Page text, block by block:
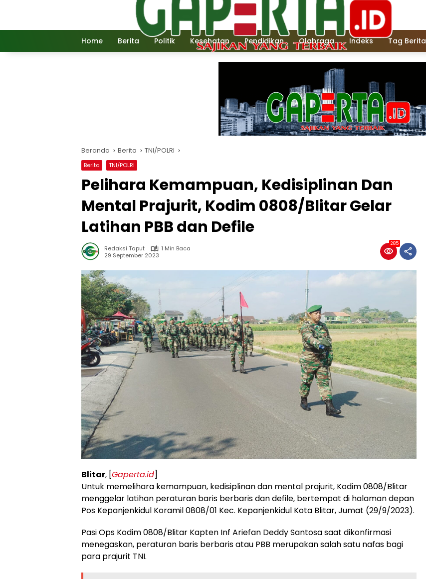
Home Berita Politik Kesehatan Pendidikan Olahraga Indeks Tag Berita
Beranda Berita TNI/POLRI
Berita TNI/POLRI
Pelihara Kemampuan, Kedisiplinan Dan
Mental Prajurit, Kodim 0808/Blitar Gelar
Latihan PBB dan Defile
Redaksi Taput
1 Min Baca
29 September 2023
285
Blitar, [Gaperta.id]
Untuk memelihara kemampuan, kedisiplinan dan mental prajurit, Kodim 0808/Blitar
menggelar latihan peraturan baris berbaris dan defile, bertempat di halaman depan
Pos Kepanjenkidul Koramil 0808/01 Kec. Kepanjenkidul Kota Blitar, Jumat (29/9/2023).
Pasi Ops Kodim 0808/Blitar Kapten Inf Ariefan Deddy Santosa saat dikonfirmasi
menegaskan, peraturan baris berbaris atau PBB merupakan salah satu nafas bagi
para prajurit TNI.